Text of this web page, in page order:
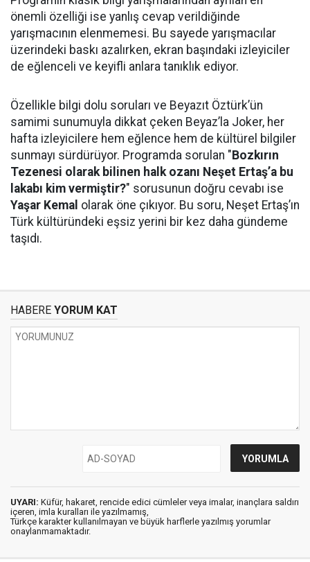
önemli özelliği ise yanlış cevap verildiğinde
yarışmacının elenmemesi. Bu sayede yarışmacılar
üzerindeki baskı azalırken, ekran başındaki izleyiciler
de eğlenceli ve keyifli anlara tanıklık ediyor.
Özellikle bilgi dolu soruları ve Beyazıt Öztürk’ün
samimi sunumuyla dikkat çeken Beyaz’la Joker, her
hafta izleyicilere hem eğlence hem de kültürel bilgiler
sunmayı sürdürüyor. Programda sorulan " Bozkırın
Tezenesi olarak bilinen halk ozanı Neşet Ertaş’a bu
lakabı kim vermiştir?" sorusunun doğru cevabı ise
Yaşar Kemal olarak öne çıkıyor. Bu soru, Neşet Ertaş’ın
Türk kültüründeki eşsiz yerini bir kez daha gündeme
taşıdı.
HABERE YORUM KAT
UYARI: Küfür, hakaret, rencide edici cümleler veya imalar, inançlara saldırı
içeren, imla kuralları ile yazılmamış,
Türkçe karakter kullanılmayan ve büyük harflerle yazılmış yorumlar
onaylanmamaktadır.